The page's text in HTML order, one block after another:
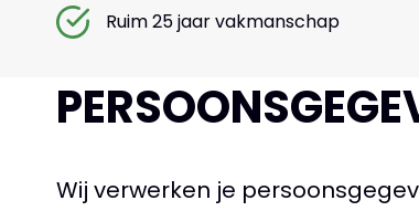
Ruim 25 jaar vakmanschap
Wij verwerken je